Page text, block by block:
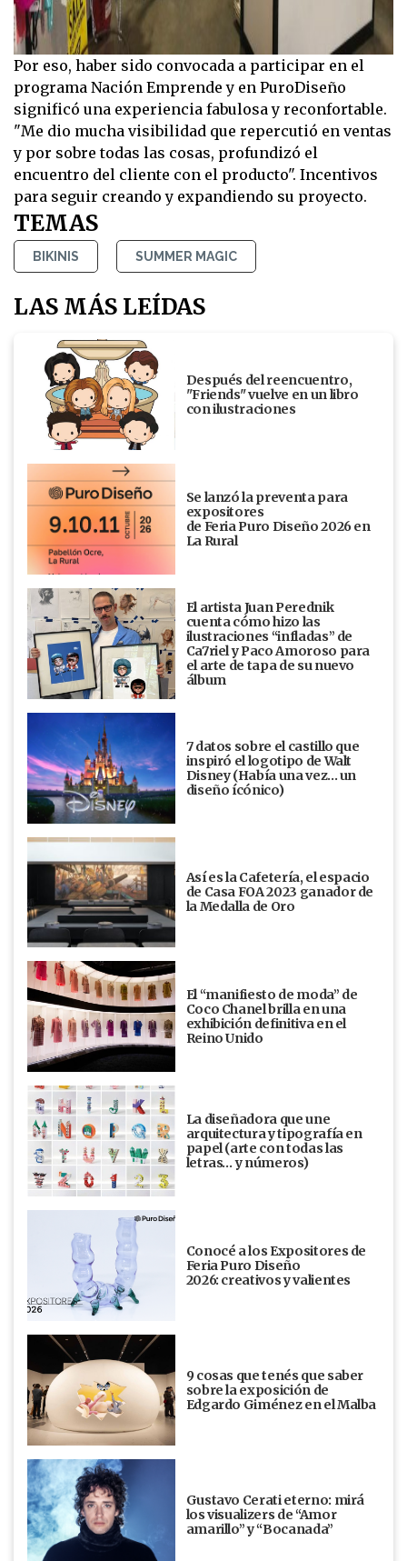
Por eso, haber sido convocada a participar en el
programa Nación Emprende y en PuroDiseño
significó una experiencia fabulosa y reconfortable.
"Me dio mucha visibilidad que repercutió en ventas
y por sobre todas las cosas, profundizó el
encuentro del cliente con el producto". Incentivos
para seguir creando y expandiendo su proyecto.
TEMAS
BIKINIS SUMMER MAGIC
LAS MÁS LEÍDAS
Después del reencuentro,
"Friends" vuelve en un libro
con ilustraciones
Se lanzó la preventa para
expositores
de Feria Puro Diseño 2026 en
La Rural
El artista Juan Perednik
cuenta cómo hizo las
ilustraciones “infladas” de
Ca7riel y Paco Amoroso para
el arte de tapa de su nuevo
álbum
7 datos sobre el castillo que
inspiró el logotipo de Walt
Disney (Había una vez... un
diseño ícónico)
Así es la Cafetería, el espacio
de Casa FOA 2023 ganador de
la Medalla de Oro
El “manifiesto de moda” de
Coco Chanel brilla en una
exhibición definitiva en el
Reino Unido
La diseñadora que une
arquitectura y tipografía en
papel (arte con todas las
letras… y números)
Conocé a los Expositores de
Feria Puro Diseño
2026: creativos y valientes
9 cosas que tenés que saber
sobre la exposición de
Edgardo Giménez en el Malba
Gustavo Cerati eterno: mirá
los visualizers de “Amor
amarillo” y “Bocanada”